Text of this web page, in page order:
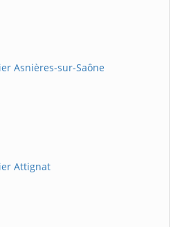
Asnières-sur-Saône
Attignat